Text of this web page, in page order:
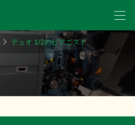
デュオ 1/2のピアニスト